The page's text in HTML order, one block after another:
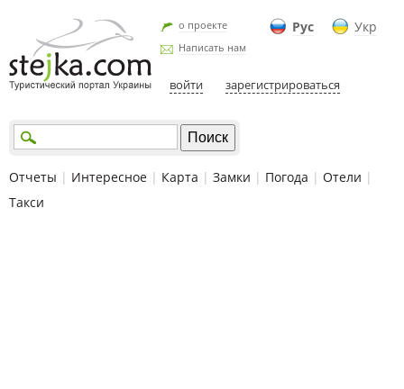
Рус Укр
о проекте
Написать нам
войти зарегистрироваться
Отчеты | Интересное | Карта | Замки | Погода | Отели |
Такси